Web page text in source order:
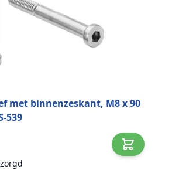
met binnenzeskant, M8 x 90
539